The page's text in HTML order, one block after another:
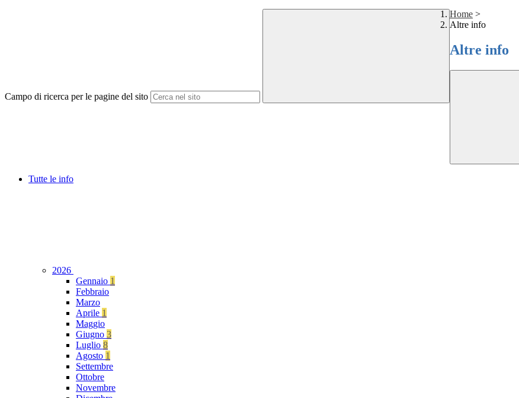
Campo di ricerca per le pagine del sito
Home >
Altre info
Altre info
Tutte le info
2026
Gennaio 1
Febbraio
Marzo
Aprile 1
Maggio
Giugno 3
Luglio 8
Agosto 1
Settembre
Ottobre
Novembre